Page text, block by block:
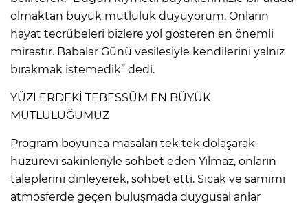
olmaktan büyük mutluluk duyuyorum. Onların
hayat tecrübeleri bizlere yol gösteren en önemli
mirastır. Babalar Günü vesilesiyle kendilerini yalnız
bırakmak istemedik” dedi.
YÜZLERDEKİ TEBESSÜM EN BÜYÜK
MUTLULUĞUMUZ
Program boyunca masaları tek tek dolaşarak
huzurevi sakinleriyle sohbet eden Yılmaz, onların
taleplerini dinleyerek, sohbet etti. Sıcak ve samimi
atmosferde geçen buluşmada duygusal anlar